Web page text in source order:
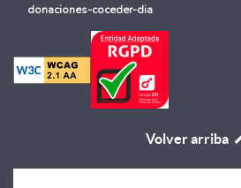
donaciones-coceder-dia
Volver arriba